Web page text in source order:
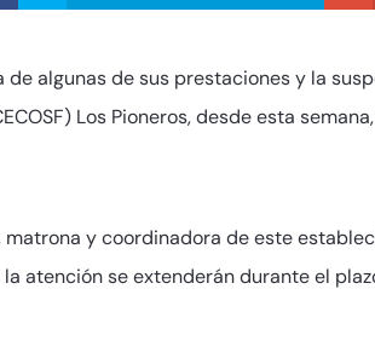
algunas de sus prestaciones y la
Los Pioneros, desde esta
matrona y coordinadora de este
atención se extenderán durante el